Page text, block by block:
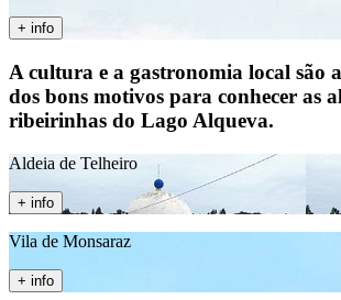
+ info
A cultura e a gastronomia local são
dos bons motivos para conhecer as
ribeirinhas do Lago Alqueva.
Aldeia de Telheiro
+ info
Vila de Monsaraz
+ info